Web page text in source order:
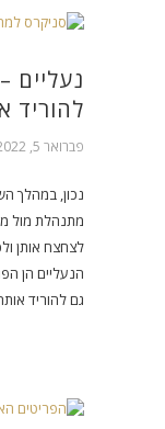
נעליים
להוריד
פברואר 5, 2022
נכון, במהלך
מתנהלת מול
לצחצח אותן
הנעליים הן
גם להוריד